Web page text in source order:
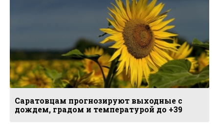
Саратовцам прогнозируют выходные с
дождем, градом и температурой до +39